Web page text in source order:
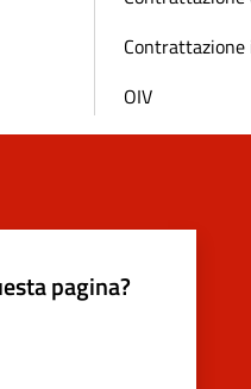
OIV
pagina?